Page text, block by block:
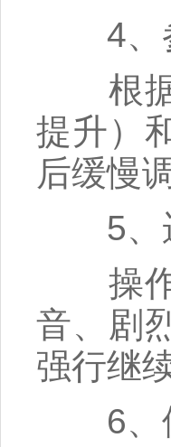
4、参
根据
提升）
后缓慢
5、
操作
音、剧
强行继
6、